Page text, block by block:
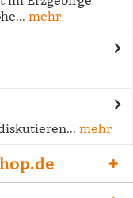
mehr
mehr